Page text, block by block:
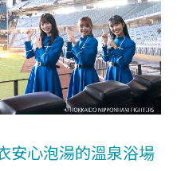
安心泡湯的溫泉浴場